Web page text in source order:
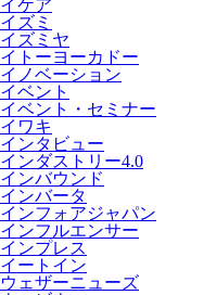
イケア
イズミ
イズミヤ
イトーヨーカドー
イノベーション
イベント
イベント・セミナー
イワキ
インタビュー
インダストリー4.0
インバウンド
インバータ
インフォアジャパン
インフルエンサー
インプレス
イートイン
ウェザーニューズ